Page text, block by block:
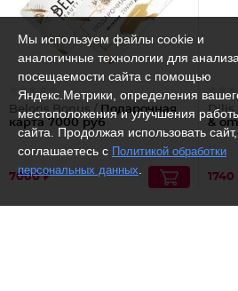
Beloris Bonus / Подарочная
карта 7000 руб
7000 ₽
Dilis
&
1740
Мы используем файлы cookie и
аналогичные технологии для анализа
посещаемости сайта с помощью
Яндекс.Метрики, определения
местоположения и улучшения
сайта. Продолжая использовать
соглашаетесь с Политикой обработки
персональных данных